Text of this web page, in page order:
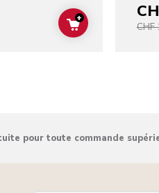
ADD TO CART
+
CHF
pour toute commande